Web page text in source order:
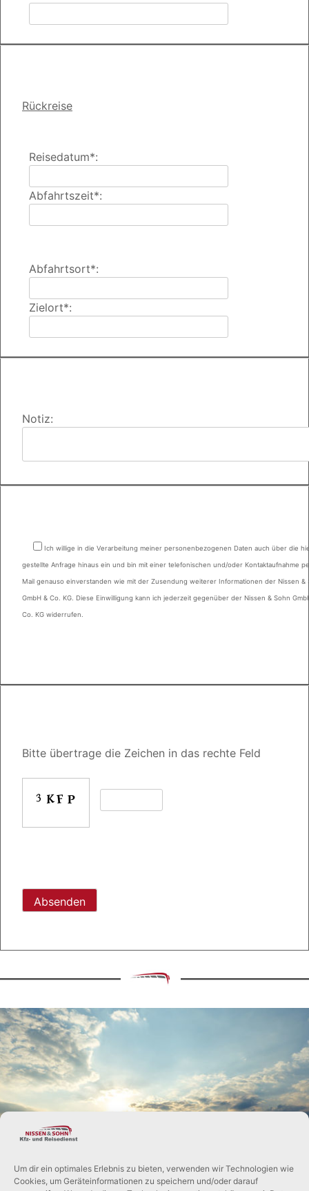
Um dir ein optimales Erlebnis zu bieten, verwenden wir Technologien wie
Cookies, um Geräteinformationen zu speichern und/oder darauf
Rückreise
Reisedatum*:
Abfahrtszeit*:
Abfahrtsort*:
Zielort*:
Notiz:
Ich willige in die Verarbeitung meiner personenbezogenen Daten auch über die
gestellte Anfrage hinaus ein und bin mit einer telefonischen und/oder Kontaktaufnahme
Mail genauso einverstanden wie mit der Zusendung weiterer Informationen der Nissen &
GmbH & Co. KG. Diese Einwilligung kann ich jederzeit gegenüber der Nissen & Sohn
Co. KG widerrufen.
Bitte übertrage die Zeichen in das rechte Feld
Feld
leer.
REISEBEGLEITER